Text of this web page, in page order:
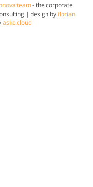
- the corporate
| design byflorian
asko.cloud